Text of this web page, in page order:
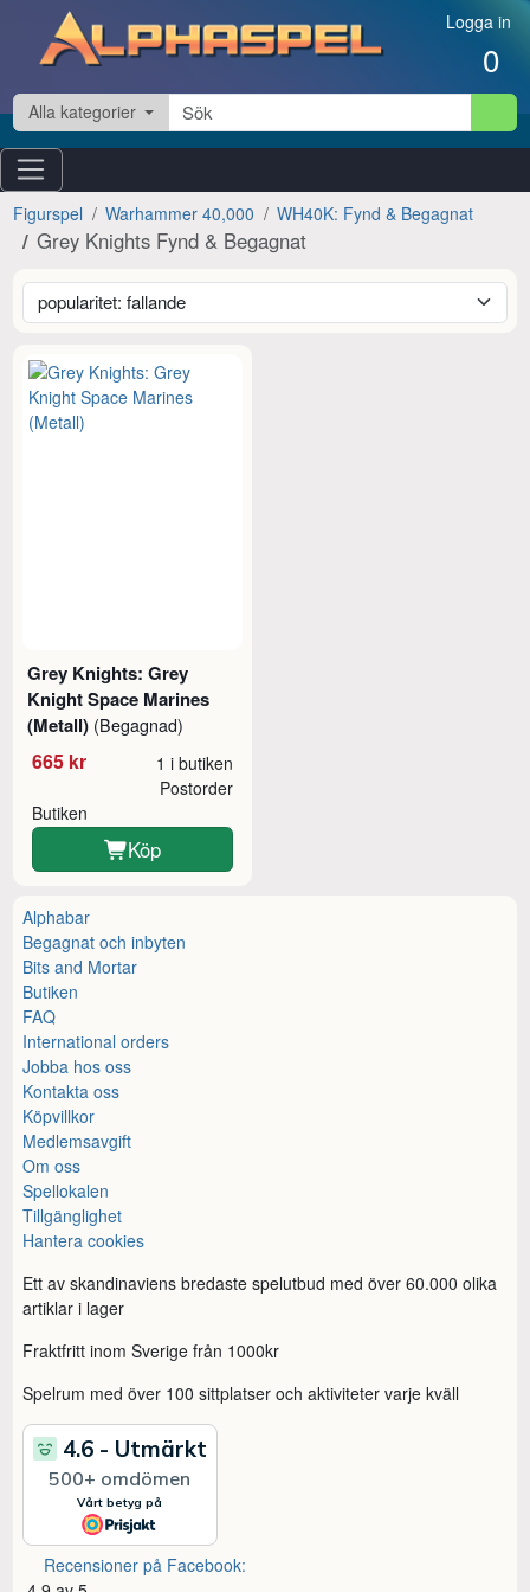
Hoppa till innehåll Logga in
0
Alla kategorier
Figurspel Warhammer 40,000 WH40K: Fynd & Begagnat
Grey Knights Fynd & Begagnat
Grey Knights: Grey
Knight Space Marines
(Metall) (Begagnad)
665 kr 1 i butiken
Butiken
Postorder
Köp
Alphabar
Begagnat och inbyten
Bits and Mortar
Butiken
FAQ
International orders
Jobba hos oss
Kontakta oss
Köpvillkor
Medlemsavgift
Om oss
Spellokalen
Tillgänglighet
Hantera cookies
Ett av skandinaviens bredaste spelutbud med över 60.000 olika
artiklar i lager
Fraktfritt inom Sverige från 1000kr
Spelrum med över 100 sittplatser och aktiviteter varje kväll
Recensioner på Facebook: